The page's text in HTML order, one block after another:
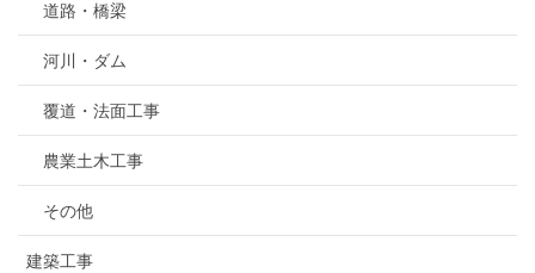
道路・橋梁
河川・ダム
覆道・法面工事
農業土木工事
その他
建築工事